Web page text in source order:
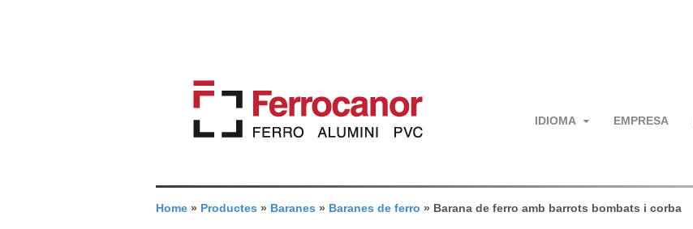
IDIOMA EMPRESA
Home » Productes » Baranes » Baranes de ferro » Barana de ferro amb barrots bombats i corba